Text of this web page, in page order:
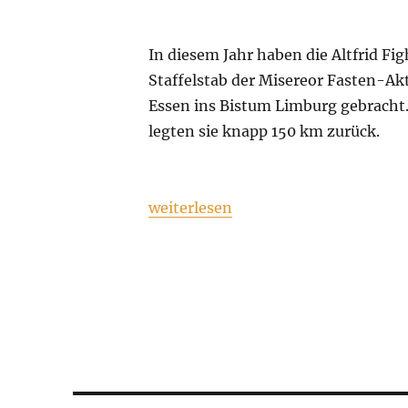
In diesem Jahr haben die Altfrid
Staffelstab der Misereor Fasten-
Essen ins Bistum Limburg
legten sie knapp 150 km zurück.
„Misereor Fastenaktion – Altfrid
weiterlesen